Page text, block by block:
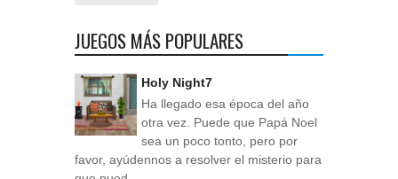
JUEGOS MÁS POPULARES
Holy Night7
Ha llegado esa época del año
otra vez. Puede que Papá Noel
sea un poco tonto, pero por
favor, ayúdennos a resolver el misterio para